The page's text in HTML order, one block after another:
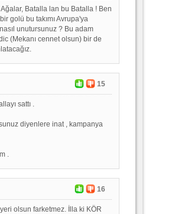
Ağalar, Batalla lan bu Batalla ! Ben
golü bu takımı Avrupa'ya
nasıl unutursunuz ? Bu adam
(Mekanı cennet olsun) bir de
15
sattı .
diyenlere inat , kampanya
.
16
olsun farketmez. İlla ki KÖR